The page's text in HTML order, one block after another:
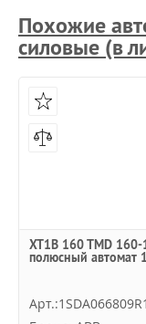
Похожие
силовые (в
XT1B 160 TMD
полюсный автомат
Арт.:1SDA066809R1